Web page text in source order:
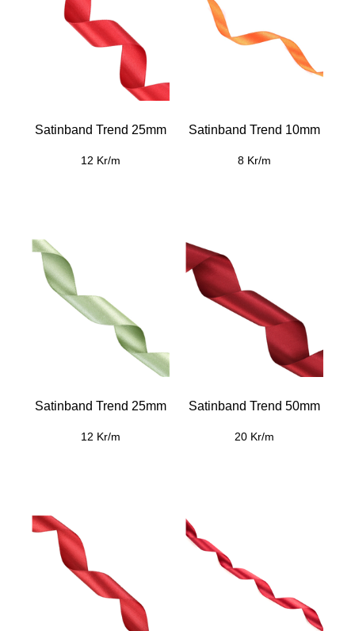
Satinband Trend 25mm
12 Kr/m
Satinband Trend 10mm
8 Kr/m
Satinband Trend 25mm
12 Kr/m
Satinband Trend 50mm
20 Kr/m